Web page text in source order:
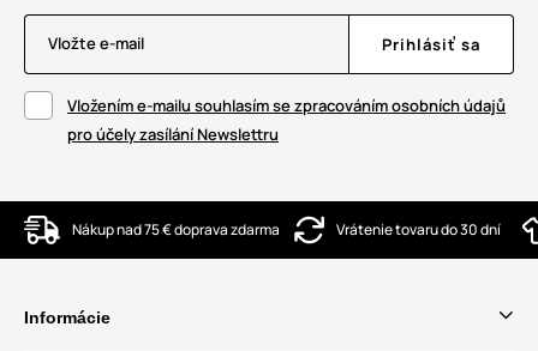
Vložte e-mail Prihlásiť sa
Vložením e-mailu souhlasím se zpracováním osobních údajů
pro účely zasílání Newslettru
Nákup nad 75 € doprava zdarma Vrátenie tovaru do 30 dní
Informácie